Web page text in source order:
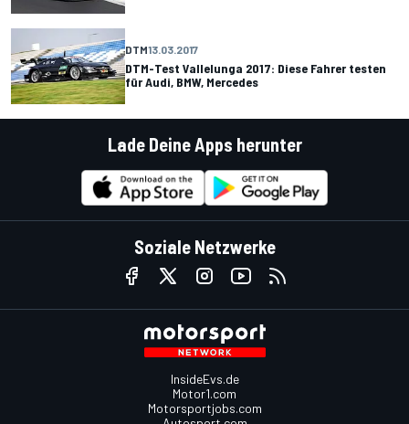
DTM13.03.2017
DTM-Test Vallelunga 2017: Diese Fahrer testen
für Audi, BMW, Mercedes
Lade Deine Apps herunter
Soziale Netzwerke
InsideEvs.de
Motor1.com
Motorsportjobs.com